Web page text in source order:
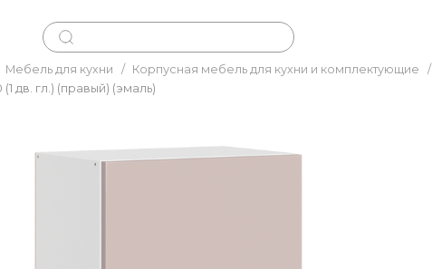
Мебель для кухни / Корпусная мебель для кухни и комплектующие /
дв. гл.) (правый) (эмаль)